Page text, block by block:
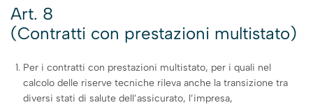
Art. 8
(Contratti con prestazioni multistato)
Per i contratti con prestazioni multistato, per i quali nel
calcolo delle riserve tecniche rileva anche la transizione tra
diversi stati di salute dell’assicurato, l’impresa,